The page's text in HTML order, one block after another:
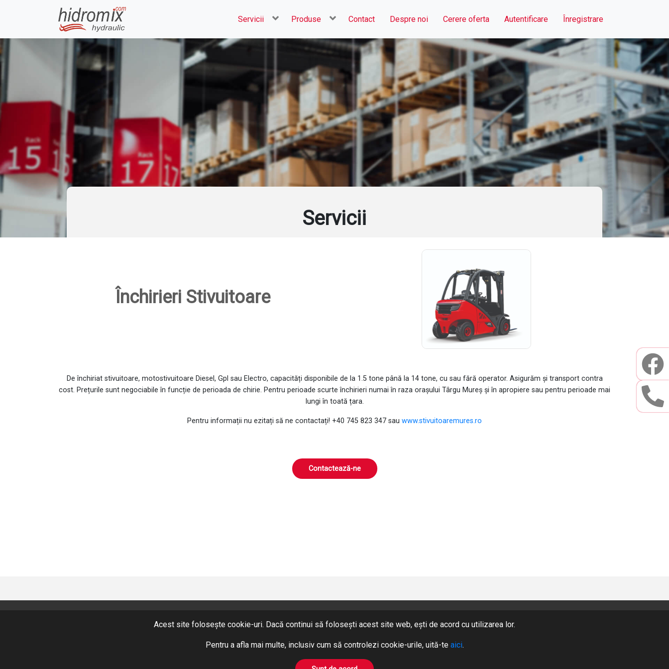
Servicii Produse Contact Despre noi Cerere oferta Autentificare Înregistrare
Închirieri Stivuitoare
De închiriat stivuitoare, motostivuitoare Diesel, Gpl sau Electro, capacități disponibile de la 1.5 tone până la 14 tone, cu sau fără operator. Asigurăm și transport contra
cost. Prețurile sunt negociabile în funcție de perioada de chirie. Pentru perioade scurte închirieri numai în raza orașului Târgu Mureș și în apropiere sau pentru perioade mai
lungi în toată țara.
Pentru informații nu ezitați să ne contactați! +40 745 823 347 sau www.stivuitoaremures.ro
Contactează-ne
Acest site folosește cookie-uri. Dacă continui să folosești acest site web, ești de acord cu utilizarea lor.
Pentru a afla mai multe, inclusiv cum să controlezi cookie-urile, uită-te aici.
CONTACT SERVICII
Hidraulică
PRODUSE